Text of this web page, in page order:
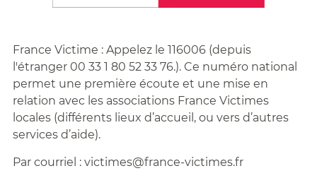
France Victime : Appelez le 116006 (depuis
l'étranger 00 33 1 80 52 33 76.). Ce numéro national
permet une première écoute et une mise en
relation avec les associations France Victimes
locales (différents lieux d’accueil, ou vers d’autres
services d’aide).
Par courriel : victimes@france-victimes.fr